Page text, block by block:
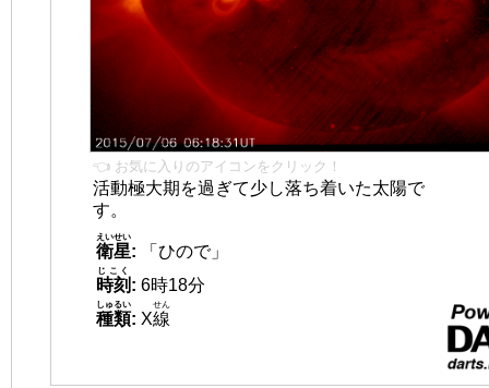
👈 お気に入りのアイコンをクリック！
活動極大期を過ぎて少し落ち着いた太陽で
す。
衛星
えいせい
:
「ひので」
時刻
じこく
: 6時18分
種類
しゅるい
: X線
せん